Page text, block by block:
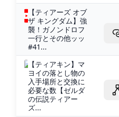
【ティアーズ オブ
ザ キングダム】強
襲！ガノンドロフ
一行とその他ッッ
#41...
【ティアキン】マ
ヨイの落とし物の
入手場所と交換に
必要な数【ゼルダ
の伝説ティアー
ズ...